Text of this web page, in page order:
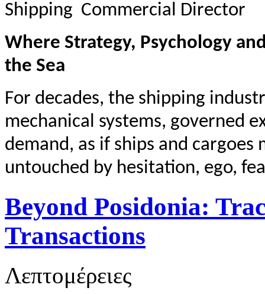
Shipping Commercial Director
Where Strategy, Psychology
the Sea
For decades, the shipping
mechanical systems, governed
demand, as if ships and
untouched by hesitation, ego,
Beyond Posidonia:
Transactions
Λεπτομέρειες